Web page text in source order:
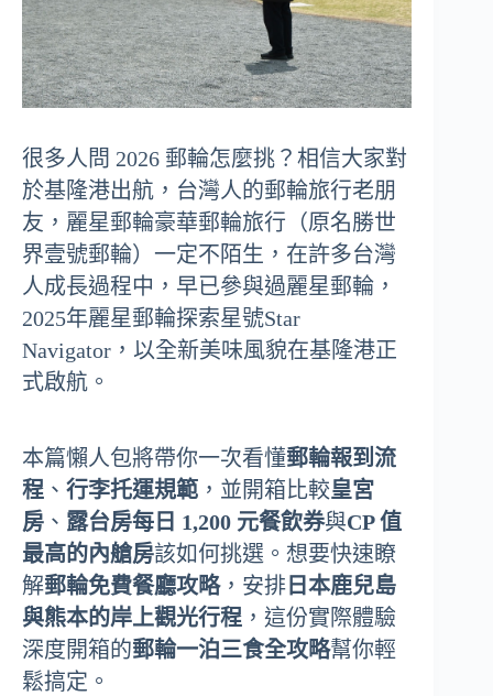
很多人問 2026 郵輪怎麼挑？相信大家對
於基隆港出航，台灣人的郵輪旅行老朋
友，麗星郵輪豪華郵輪旅行（原名勝世
界壹號郵輪）一定不陌生，在許多台灣
人成長過程中，早已參與過麗星郵輪，
2025年麗星郵輪探索星號Star
Navigator，以全新美味風貌在基隆港正
式啟航。
本篇懶人包將帶你一次看懂郵輪報到流
程 、 行李托運規範 ，並開箱比較皇宮
房 、 露台房每日 1,200 元餐飲券與CP 值
最高的內艙房該如何挑選。想要快速瞭
解郵輪免費餐廳攻略，安排 日本鹿兒島
與熊本的岸上觀光行程 ，這份實際體驗
深度開箱的郵輪一泊三食全攻略幫你輕
鬆搞定。